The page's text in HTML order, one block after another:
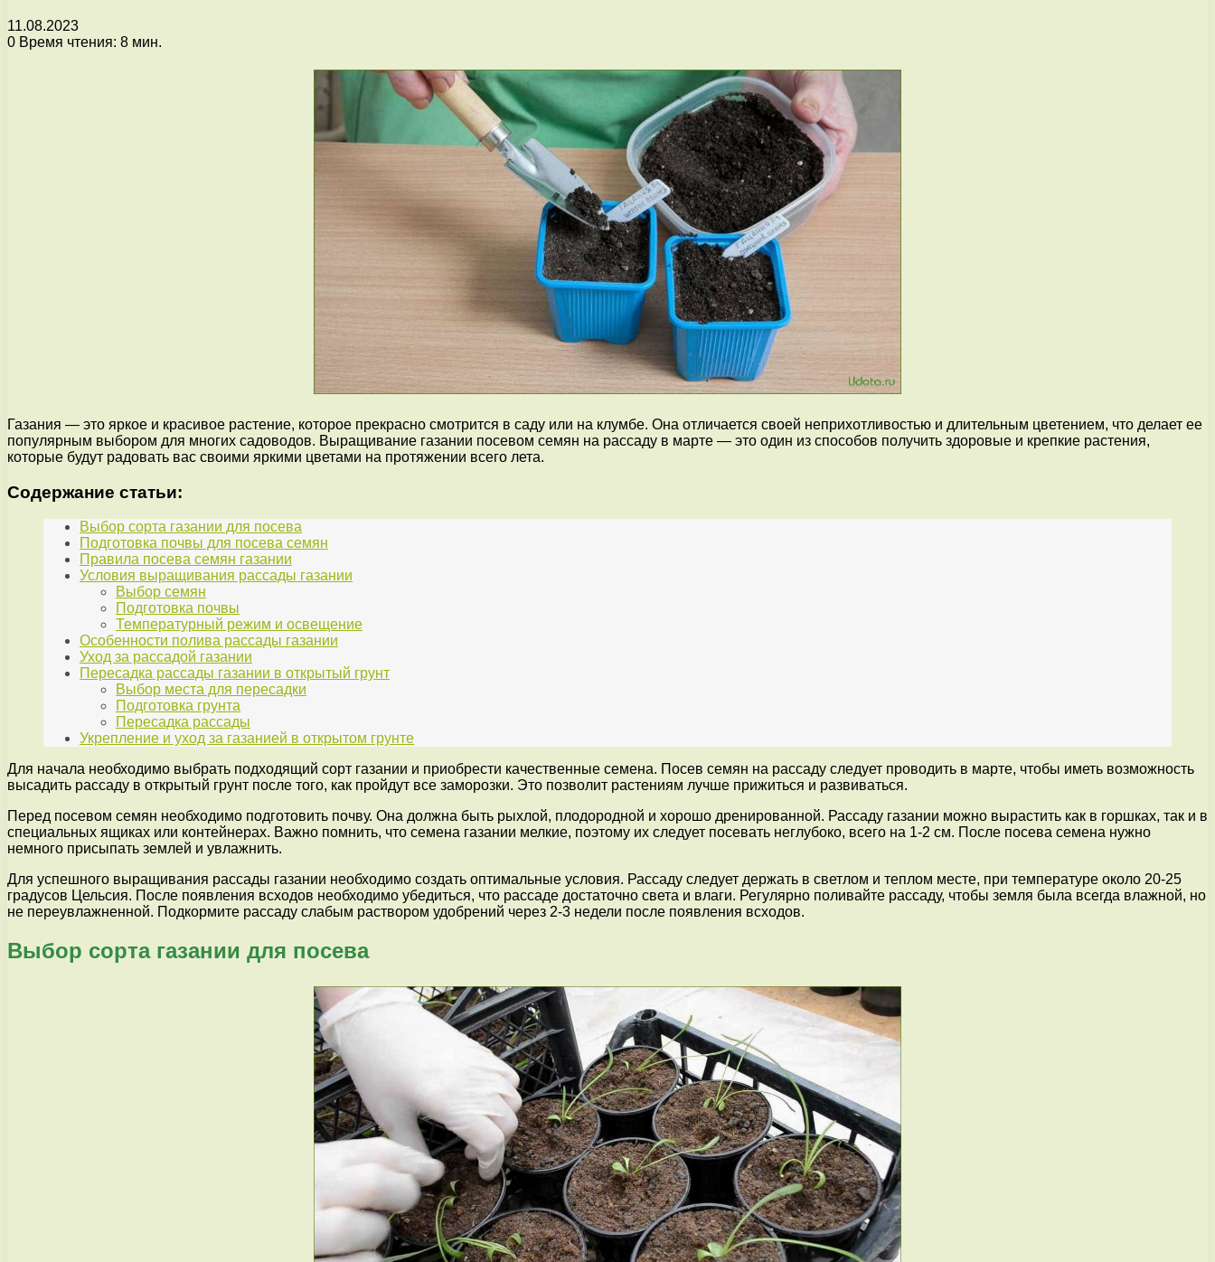
11.08.2023
0 Время чтения: 8 мин.
Газания — это яркое и красивое растение, которое прекрасно смотрится в саду или на клумбе. Она отличается своей неприхотливостью и длительным цветением, что делает ее
популярным выбором для многих садоводов. Выращивание газании посевом семян на рассаду в марте — это один из способов получить здоровые и крепкие растения,
которые будут радовать вас своими яркими цветами на протяжении всего лета.
Содержание статьи:
Выбор сорта газании для посева
Подготовка почвы для посева семян
Правила посева семян газании
Условия выращивания рассады газании
Выбор семян
Подготовка почвы
Температурный режим и освещение
Особенности полива рассады газании
Уход за рассадой газании
Пересадка рассады газании в открытый грунт
Выбор места для пересадки
Подготовка грунта
Пересадка рассады
Укрепление и уход за газанией в открытом грунте
Для начала необходимо выбрать подходящий сорт газании и приобрести качественные семена. Посев семян на рассаду следует проводить в марте, чтобы иметь возможность
высадить рассаду в открытый грунт после того, как пройдут все заморозки. Это позволит растениям лучше прижиться и развиваться.
Перед посевом семян необходимо подготовить почву. Она должна быть рыхлой, плодородной и хорошо дренированной. Рассаду газании можно вырастить как в горшках, так и в
специальных ящиках или контейнерах. Важно помнить, что семена газании мелкие, поэтому их следует посевать неглубоко, всего на 1-2 см. После посева семена нужно
немного присыпать землей и увлажнить.
Для успешного выращивания рассады газании необходимо создать оптимальные условия. Рассаду следует держать в светлом и теплом месте, при температуре около 20-25
градусов Цельсия. После появления всходов необходимо убедиться, что рассаде достаточно света и влаги. Регулярно поливайте рассаду, чтобы земля была всегда влажной, но
не переувлажненной. Подкормите рассаду слабым раствором удобрений через 2-3 недели после появления всходов.
Выбор сорта газании для посева